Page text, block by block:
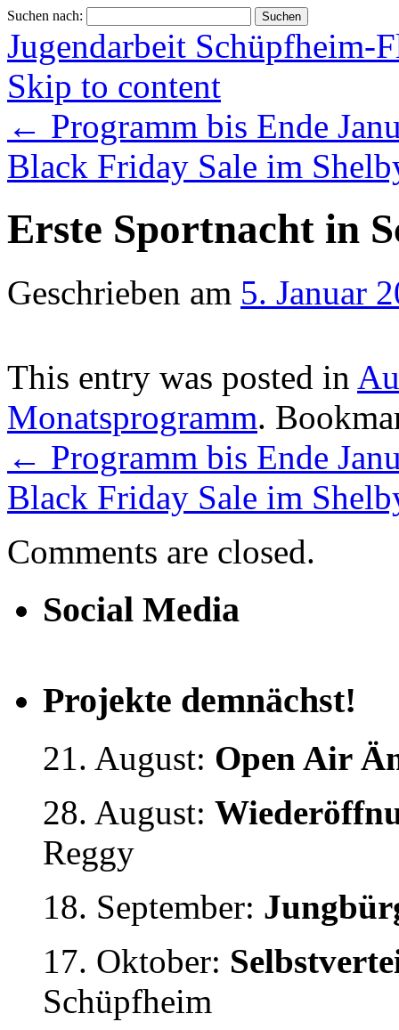
Suchen nach:
Jugendarbeit Schüpfheim-
Skip to content
← Programm bis Ende
Black Friday Sale im
Erste Sportnacht in
Geschrieben am 5. Januar
This entry was posted in
Monatsprogramm.
← Programm bis Ende
Black Friday Sale im
Comments are closed.
Social Media
Projekte demnächst!
21. August: Open Air
28. August:
Reggy
18. September:
17. Oktober:
Schüpfheim